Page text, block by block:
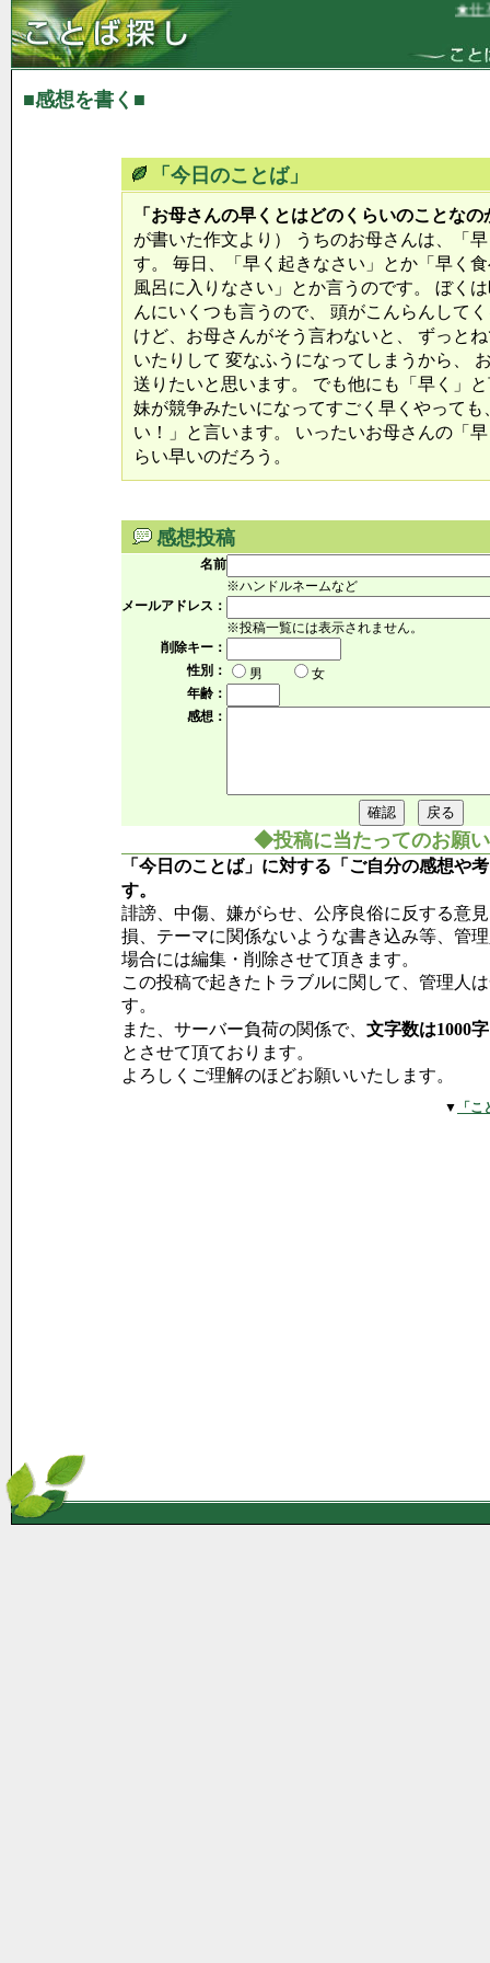
★仕事
■感想を書く■
「今日のことば」
「お母さんの早くとはどのくらいのことなの
が書いた作文より） うちのお母さんは、「
す。 毎日、「早く起きなさい」とか「早く
風呂に入りなさい」とか言うのです。 ぼく
んにいくつも言うので、 頭がこんらんして
けど、お母さんがそう言わないと、 ずっと
いたりして 変なふうになってしまうから、
送りたいと思います。 でも他にも「早く」
妹が競争みたいになってすごく早くやっても
い！」と言います。 いったいお母さんの「
らい早いのだろう。
感想投稿
名前
※ハンドルネームなど
メールアドレス：
※投稿一覧には表示されません。
削除キー：
性別：
男
女
年齢：
感想：
◆投稿に当たってのお願
「今日のことば」に対する「ご自分の感想や
す。
誹謗、中傷、嫌がらせ、公序良俗に反する意
損、テーマに関係ないような書き込み等、管
場合には編集・削除させて頂きます。
この投稿で起きたトラブルに関して、管理人
す。
また、サーバー負荷の関係で、 文字数は1000
とさせて頂ております。
よろしくご理解のほどお願いいたします。
▼ 「